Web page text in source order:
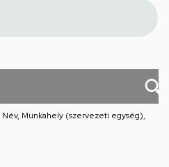
Munkahely (szervezeti egység),